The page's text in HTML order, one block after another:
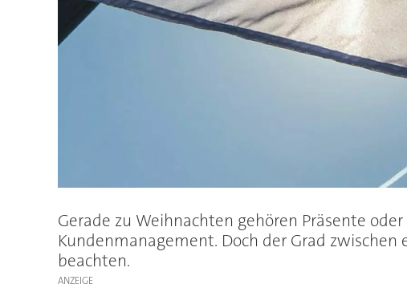
Gerade zu Weihnachten gehören Präsente
Kundenmanagement. Doch der Grad
beachten.
ANZEIGE